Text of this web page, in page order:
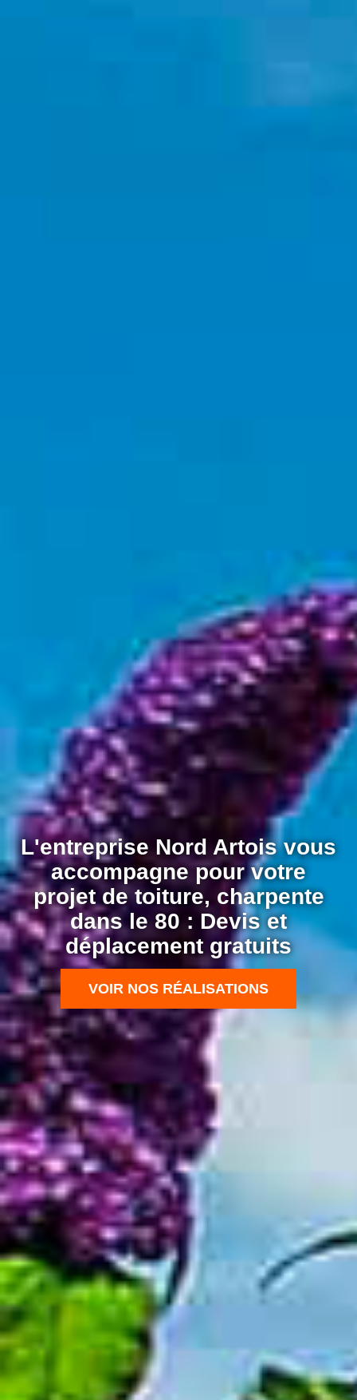
L'entreprise Nord Artois vous
accompagne pour votre
projet de toiture, charpente
dans le 80 : Devis et
déplacement gratuits
VOIR NOS RÉALISATIONS